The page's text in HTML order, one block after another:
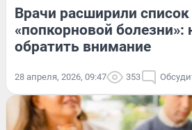
Врачи расширили
«попкорновой болезни»:
обратить внимание
28 апреля, 2026, 09:47 353